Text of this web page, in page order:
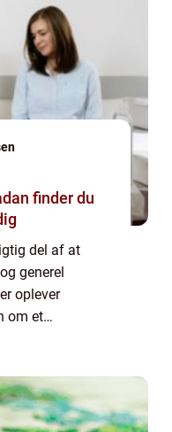
finder du
del af at
generel
oplever
om et